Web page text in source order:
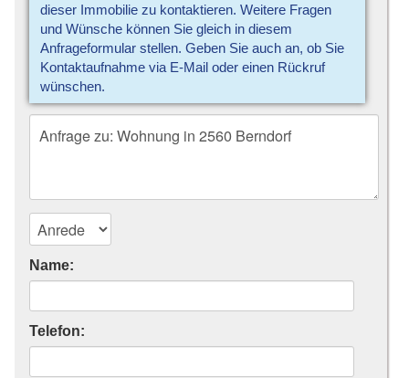
dieser Immobilie zu kontaktieren. Weitere Fragen
und Wünsche können Sie gleich in diesem
Anfrageformular stellen. Geben Sie auch an, ob Sie
Kontaktaufnahme via E-Mail oder einen Rückruf
wünschen.
Name:
Telefon: